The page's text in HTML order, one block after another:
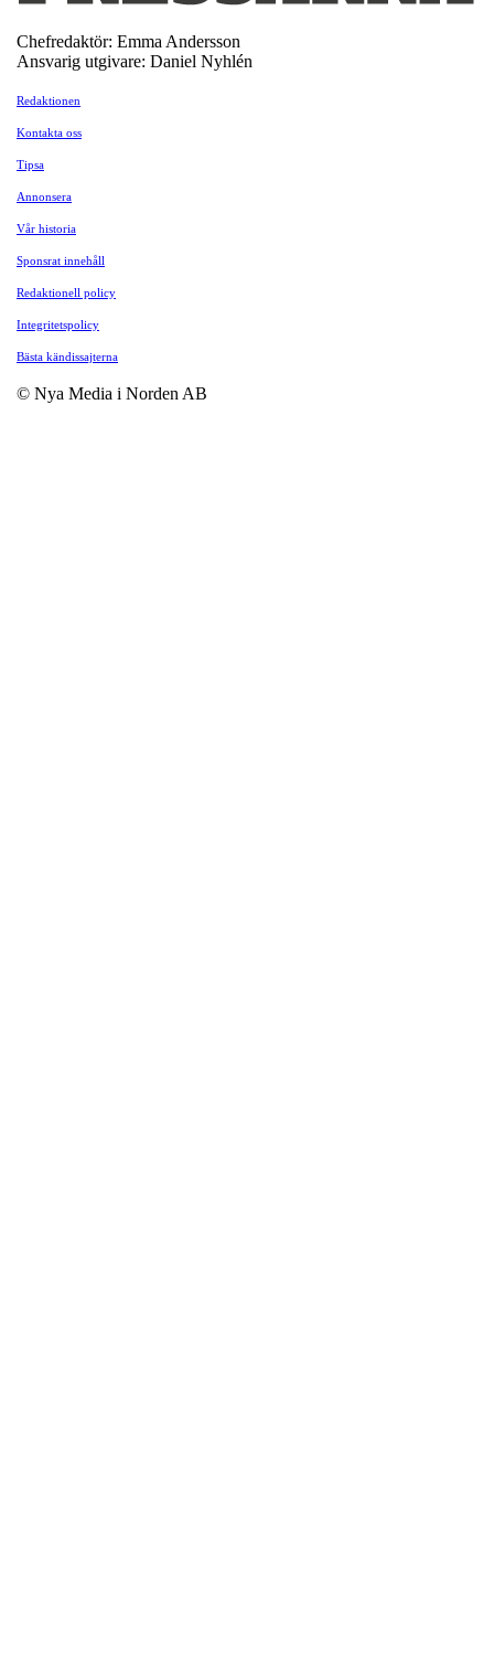
Chefredaktör: Emma Andersson
Ansvarig utgivare: Daniel Nyhlén
Redaktionen
Kontakta oss
Tipsa
Annonsera
Vår historia
Sponsrat innehåll
Redaktionell policy
Integritetspolicy
Bästa kändissajterna
© Nya Media i Norden AB